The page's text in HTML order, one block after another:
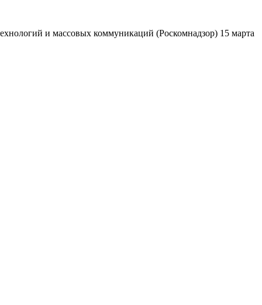
и массовых коммуникаций (Роскомнадзор) 15 марта